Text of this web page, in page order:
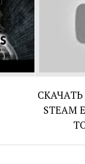
СКАЧАТЬ
STEAM